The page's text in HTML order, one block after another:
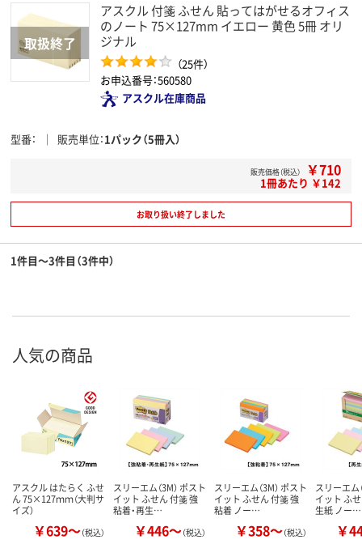
アスクル 付箋 ふせん 貼ってはがせるオフィス
のノート 75×127mm イエロー 黄色 5冊 オリ
ジナル
（25件）
お申込番号：560580
アスクル在庫商品
型番 販売単位 1パック（5冊入）
販売価格（税込） ￥710
1冊あたり ￥142
お取り扱い終了しました
1件目～3件目（3件中）
人気の商品
アスクル はたらく ふせ
ん 75×127ｍｍ（大判サ
イズ）
￥639～（税込）
スリーエム（3M） ポスト
イット ふせん 付箋 強
粘着・再生…
￥446～（税込）
スリーエム（3M） ポスト
イット ふせん 付箋 強
粘着 ノー…
￥358～（税込）
スリーエム
イット ふ
生紙 ノー…
￥